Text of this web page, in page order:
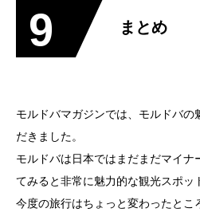
9 まとめ
モルドバマガジンでは、モルドバの
だきました。
モルドバは日本ではまだまだマイナ
てみると非常に魅力的な観光スポッ
今度の旅行はちょっと変わったとこ